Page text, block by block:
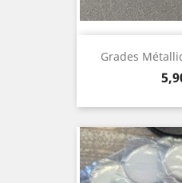
Grades